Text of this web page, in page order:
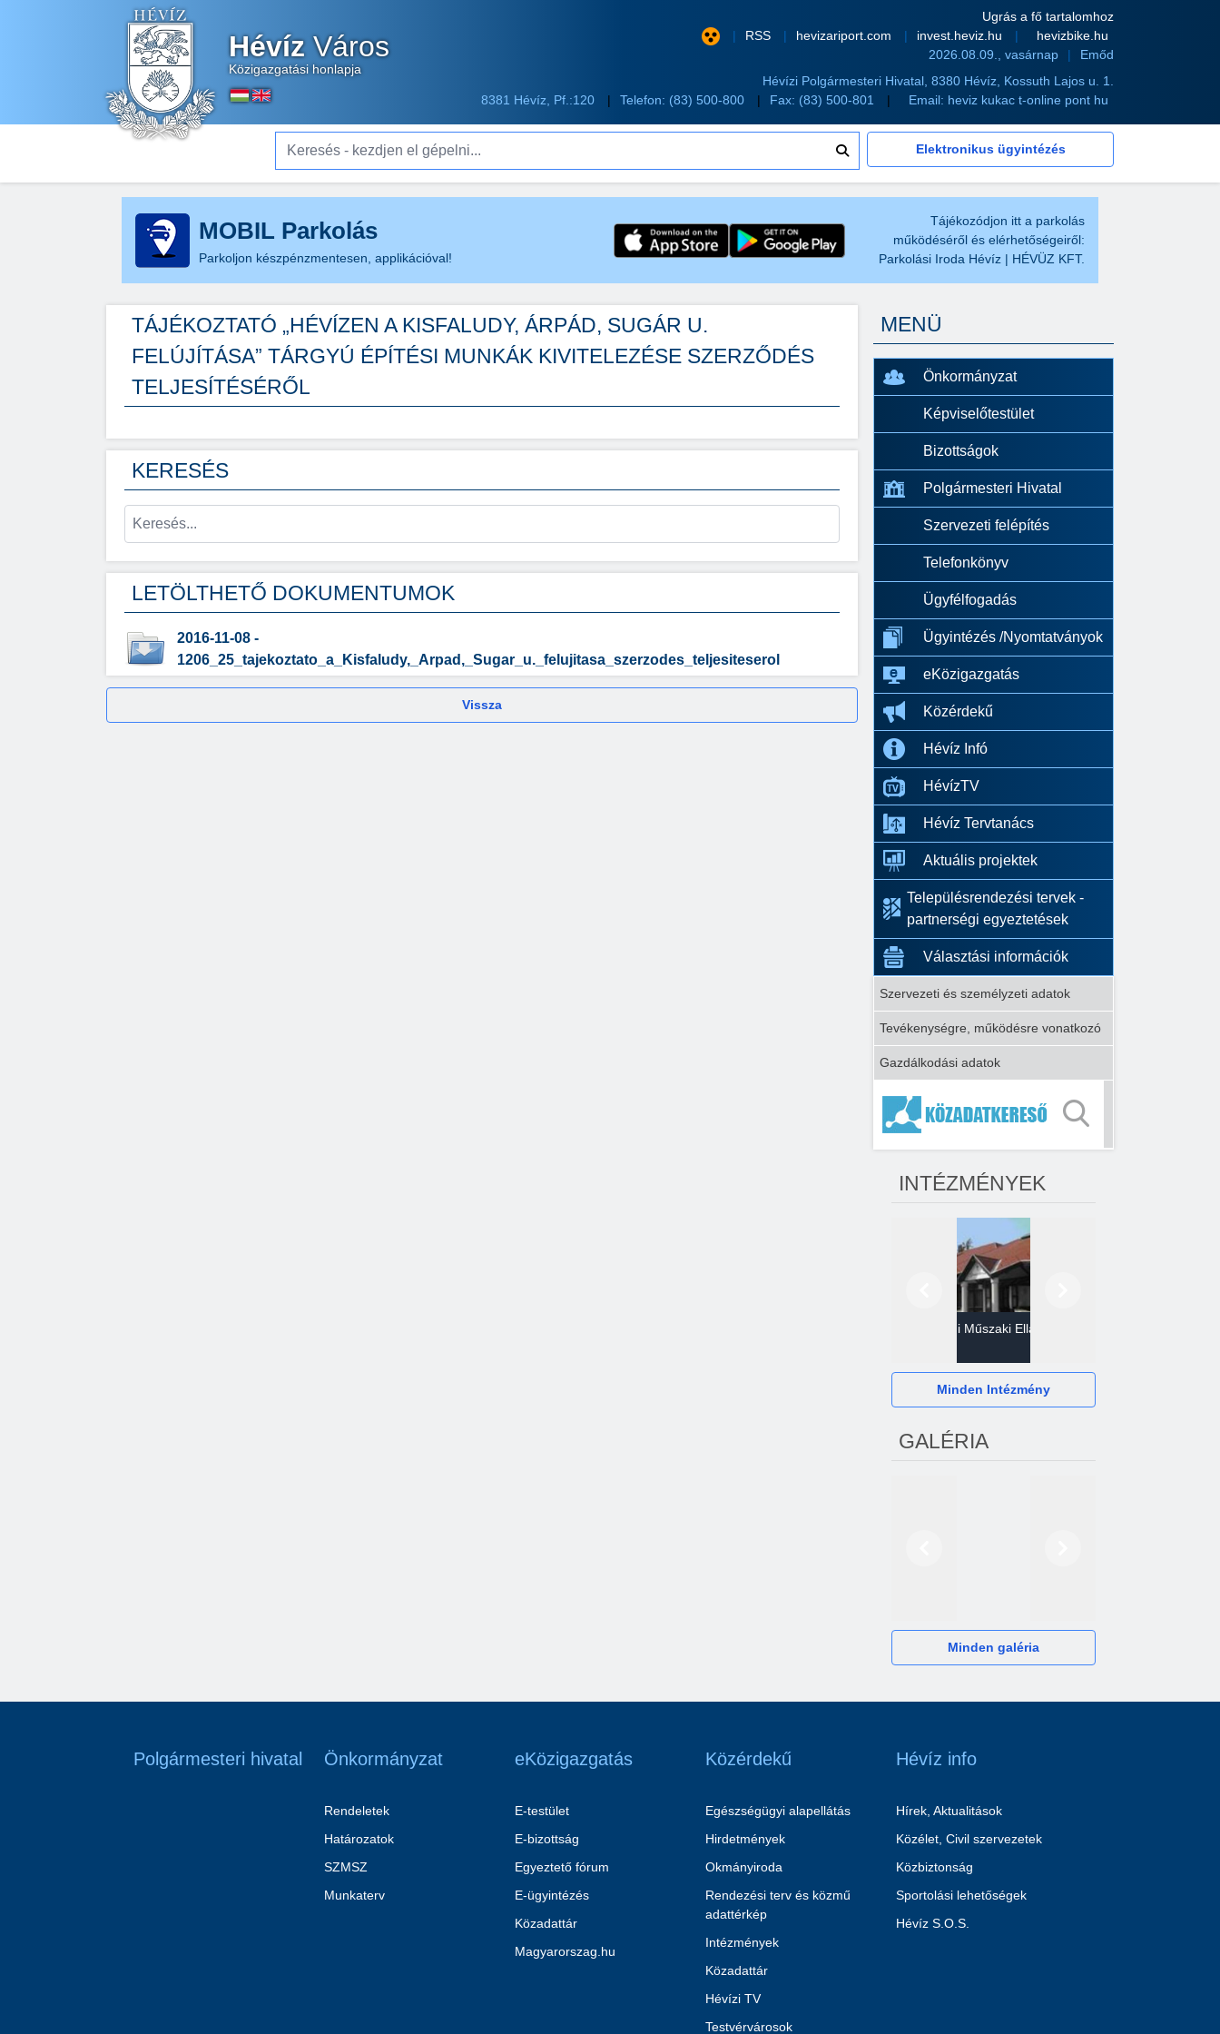
HévízVáros
Közigazgatási honlapja
Ugrás a fő tartalomhoz
RSS
hevizariport.com invest.heviz.hu
hevizbike.hu
2026.08.09., vasárnap
Emőd
Hévízi Polgármesteri Hivatal, 8380 Hévíz, Kossuth Lajos u. 1.
8381 Hévíz, Pf.:120
Telefon: (83) 500-800 Fax: (83) 500-801 Email: heviz kukac t-online pont hu
Keresés - kezdjen el gépelni...
Elektronikus ügyintézés
MOBIL Parkolás
Parkoljon készpénzmentesen, applikációval!
Tájékozódjon itt a parkolás
működéséről és elérhetőségeiről:
Parkolási Iroda Hévíz | HÉVÜZ KFT.
TÁJÉKOZTATÓ „HÉVÍZEN A KISFALUDY, ÁRPÁD, SUGÁR U.
FELÚJÍTÁSA” TÁRGYÚ ÉPÍTÉSI MUNKÁK KIVITELEZÉSE SZERZŐDÉS
TELJESÍTÉSÉRŐL
KERESÉS
LETÖLTHETŐ DOKUMENTUMOK
2016-11-08 -
1206_25_tajekoztato_a_Kisfaludy,_Arpad,_Sugar_u._felujitasa_szerzodes_teljesiteserol
Vissza
MENÜ
Önkormányzat
Képviselőtestület
Bizottságok
Polgármesteri Hivatal
Szervezeti felépítés
Telefonkönyv
Ügyfélfogadás
Ügyintézés /Nyomtatványok
eKözigazgatás
Közérdekű
Hévíz Infó
HévízTV
Hévíz Tervtanács
Aktuális projektek
Településrendezési tervek -
partnerségi egyeztetések
Választási információk
Szervezeti és személyzeti adatok
Tevékenységre, működésre vonatkozó
Gazdálkodási adatok
INTÉZMÉNYEK
Gazdasági Műszaki Ellátó
Minden Intézmény
GALÉRIA
Minden galéria
Polgármesteri hivatal Önkormányzat
Rendeletek
Határozatok
SZMSZ
Munkaterv
eKözigazgatás
E-testület
E-bizottság
Egyeztető fórum
E-ügyintézés
Közadattár
Magyarorszag.hu
Közérdekű
Egészségügyi alapellátás
Hirdetmények
Okmányiroda
Rendezési terv és közmű
adattérkép
Intézmények
Közadattár
Hévízi TV
Testvérvárosok
Hévíz info
Hírek, Aktualitások
Közélet, Civil szervezetek
Közbiztonság
Sportolási lehetőségek
Hévíz S.O.S.